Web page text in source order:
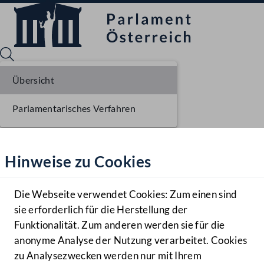
Hilfe
Benutzer
Navigationsmenü öffnen
MENÜ
Hinweise zu Cookies
Die Webseite verwendet Cookies: Zum einen sind
sie erforderlich für die Herstellung der
Funktionalität. Zum anderen werden sie für die
anonyme Analyse der Nutzung verarbeitet. Cookies
zu Analysezwecken werden nur mit Ihrem
Übersicht
Parlamentarisches Verfahren